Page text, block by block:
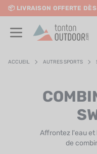
content
📦 LIVRAISON OFFERTE
✨ RETRAIT EN MAGASIN
ACCUEIL AUTRES SPORTS
Affrontez l'eau
de